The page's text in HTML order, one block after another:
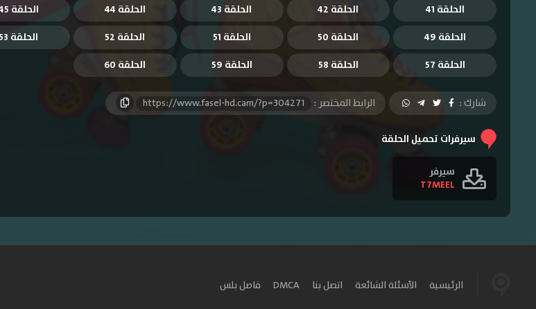
الحلقة 41
الحلقة 42 الحلقة 43 الحلقة 44 الحلقة 45
الحلقة 49
الحلقة 50 الحلقة 51 الحلقة 52 الحلقة 53
الحلقة 57
الحلقة 58 الحلقة 59 الحلقة 60
شارك : الرابط المختصر : https://www.fasel-hd.cam/?p=304271
سيرفرات تحميل الحلقة
سيرفر
T7MEEL
الرئيسية الأسئلة الشائعة اتصل بنا DMCA فاصل بلس